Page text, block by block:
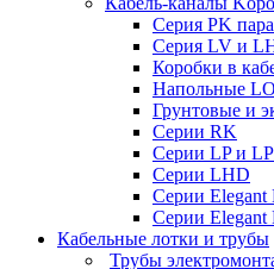
Серия PK
Серия LV и
Коробки в
Напольные
Грунтовые и
Серии RK
Серии LP и
Серии LHD
Серии Elegant
Серии
Кабельные лотки и трубы
Трубы